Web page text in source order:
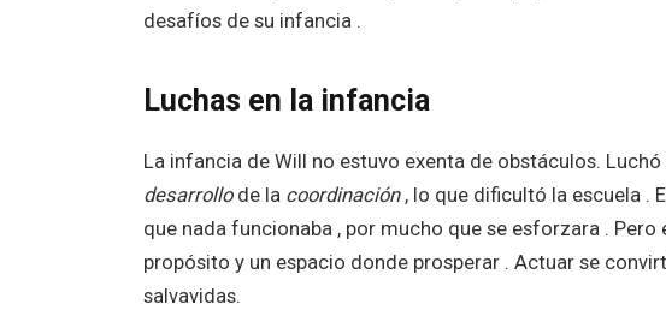
desafíos de su infancia .
Luchas en la infancia
La infancia de Will no estuvo exenta de obstáculos.
desarrollode la coordinación, lo que dificultó la escuela .
que nada funcionaba , por mucho que se esforzara .
propósito y un espacio donde prosperar . Actuar se
salvavidas.